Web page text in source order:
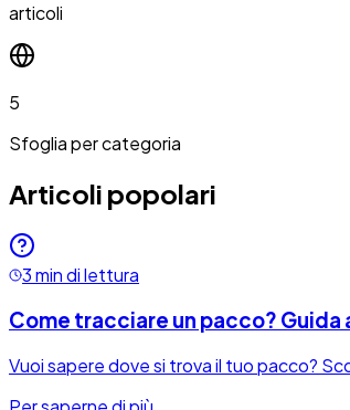
articoli
5
Sfoglia per categoria
Articoli popolari
3 min di lettura
Come tracciare un pacco?
Vuoi sapere dove si trova il tuo pacco?